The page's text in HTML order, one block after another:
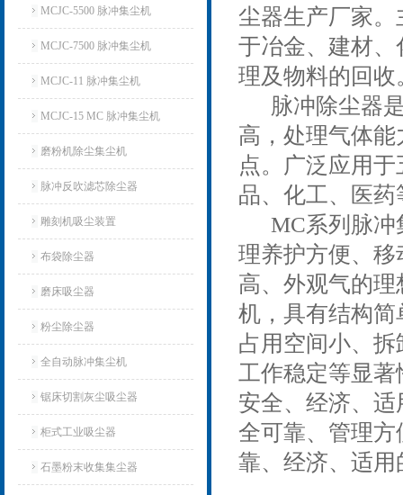
MCJC-5500 脉冲集尘机
MCJC-7500 脉冲集尘机
MCJC-11 脉冲集尘机
MCJC-15 MC 脉冲集尘机
磨粉机除尘集尘机
脉冲反吹滤芯除尘器
雕刻机吸尘装置
布袋除尘器
磨床吸尘器
粉尘除尘器
全自动脉冲集尘机
锯床切割灰尘吸尘器
柜式工业吸尘器
石墨粉末收集集尘器
尘器生产厂家
于冶金、建材
理及物料的回收
脉冲除尘器是
高，处理气体
点。广泛应用
品、化工、医药
MC系列脉
理养护方便、
高、外观气的
机，具有结构
占用空间小、
工作稳定等显
安全、经济、
全可靠、管理
靠、经济、适用